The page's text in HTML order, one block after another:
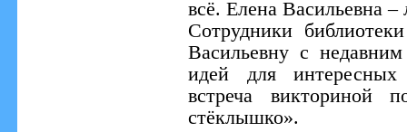
всё. Елена Васильевна –
Сотрудники
Васильевну с
идей для интересных
встреча викториной
стёклышко».